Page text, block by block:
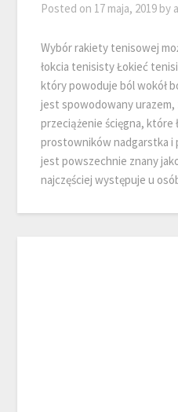
Posted on 17 maja, 2019 by
Wybór rakiety tenisowej
łokcia tenisisty Łokieć
który powoduje ból wokół
jest spowodowany
przeciążenie ścięgna, które
prostowników nadgarstka i
jest powszechnie znany
najczęściej występuje u